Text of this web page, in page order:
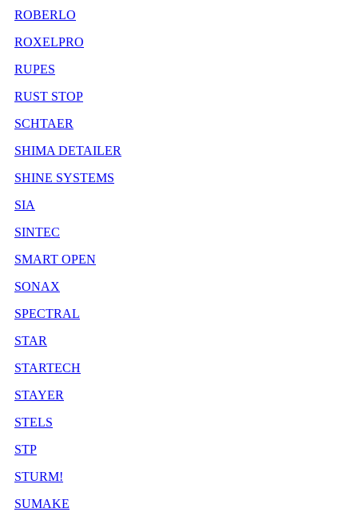
ROBERLO
ROXELPRO
RUPES
RUST STOP
SCHTAER
SHIMA DETAILER
SHINE SYSTEMS
SIA
SINTEC
SMART OPEN
SONAX
SPECTRAL
STAR
STARTECH
STAYER
STELS
STP
STURM!
SUMAKE